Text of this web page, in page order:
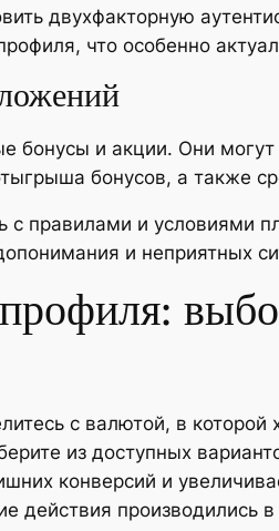
двухфакторную
что особенно
бонусы и акции. Они
бонусов, а также
с правилами и условиями
и неприятных
с валютой, в которой
из доступных
конверсий и
действия производились